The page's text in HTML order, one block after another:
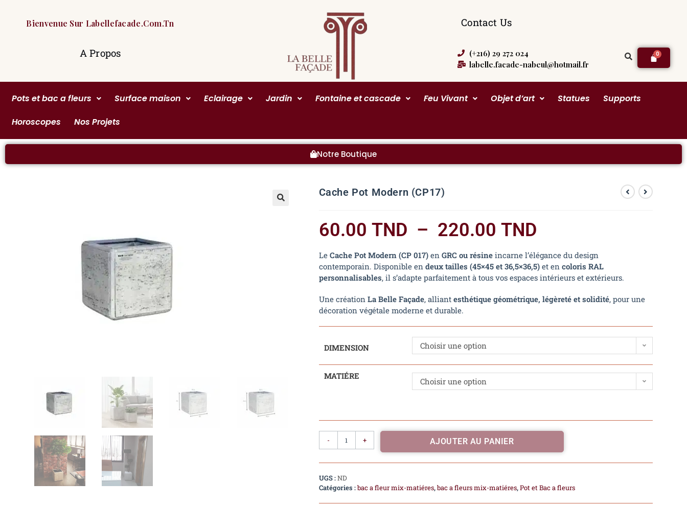
Bienvenue Sur Labellefacade.com.tn
A Propos
Contact Us
(+216) 29 272 024
labelle.facade-nabeul@hotmail.fr
Pots et bac a fleurs Surface maison Eclairage Jardin Fontaine et cascade Feu Vivant Objet d’art Statues
Supports
Horoscopes
Nos Projets
Notre Boutique
Cache Pot Modern (CP17)
60.00 TND – 220.00 TND
Le Cache Pot Modern (CP 017)en GRC ou résineincarne l’élégance du design
contemporain. Disponible en deux tailles (45×45 et 36,5×36,5)et en coloris RAL
personnalisables, il s’adapte parfaitement à tous vos espaces intérieurs et extérieurs.
Une création La Belle Façade, alliant esthétique géométrique, légèreté et solidité, pour une
décoration végétale moderne et durable.
DIMENSION Choisir une option
MATIÉRE
Choisir une option
- + AJOUTER AU PANIER
UGS :ND
Catégories :bac a fleur mix-matiéres,bac a fleurs mix-matiéres,Pot et Bac a fleurs